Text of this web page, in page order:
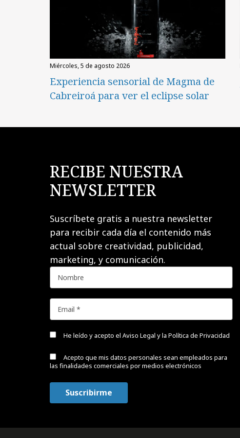
miércoles, 5 de agosto 2026
Experiencia sensorial de Magma de
Cabreiroá para ver el eclipse solar
RECIBE NUESTRA
NEWSLETTER
Suscríbete gratis a nuestra newsletter
para recibir cada día el contenido más
actual sobre creatividad, publicidad,
marketing, y comunicación.
He leído y acepto el Aviso Legal y la Política de Privacidad
Acepto que mis datos personales sean empleados para
las finalidades comerciales por medios electrónicos